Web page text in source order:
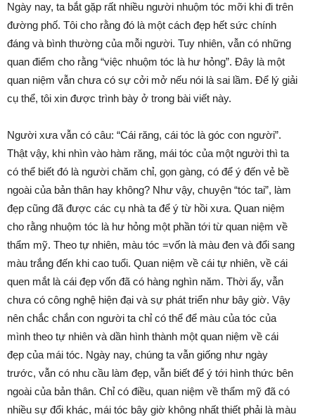
Ngày nay, ta bắt gặp rất nhiều người nhuộm tóc mỡi khi đi trên
đường phố. Tôi cho rằng đó là một cách đẹp hết sức chính
đáng và bình thường của mỗi người. Tuy nhiên, vẫn có những
quan điểm cho rằng “việc nhuộm tóc là hư hỏng”. Đây là một
quan niệm vẫn chưa có sự cởi mở nếu nói là sai lầm. Để lý giải
cụ thể, tôi xin được trình bày ở trong bài viết này.
Người xưa vẫn có câu: “Cái răng, cái tóc là góc con người”.
Thật vậy, khi nhìn vào hàm răng, mái tóc của một người thì ta
có thể biết đó là người chăm chỉ, gọn gàng, có để ý đến vẻ bề
ngoài của bản thân hay không? Như vậy, chuyện “tóc tai”, làm
đẹp cũng đã được các cụ nhà ta để ý từ hồi xưa. Quan niệm
cho rằng nhuộm tóc là hư hỏng một phần tới từ quan niệm về
thẩm mỹ. Theo tự nhiên, màu tóc =vốn là màu đen và đổi sang
màu trắng đến khi cao tuổi. Quan niệm về cái tự nhiên, về cái
quen mắt là cái đẹp vốn đã có hàng nghìn năm. Thời ấy, vẫn
chưa có công nghệ hiện đại và sự phát triển như bây giờ. Vậy
nên chắc chắn con người ta chỉ có thể để màu của tóc của
mình theo tự nhiên và dần hình thành một quan niệm về cái
đẹp của mái tóc. Ngày nay, chúng ta vẫn giống như ngày
trước, vẫn có nhu cầu làm đẹp, vẫn biết để ý tới hình thức bên
ngoài của bản thân. Chỉ có điều, quan niệm về thẩm mỹ đã có
nhiều sự đổi khác, mái tóc bây giờ không nhất thiết phải là màu